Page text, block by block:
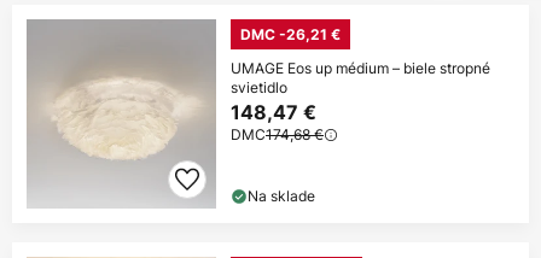
DMC -26,21 €
UMAGE Eos up médium – biele stropné
svietidlo
148,47 €
DMC174,68 €
Na sklade